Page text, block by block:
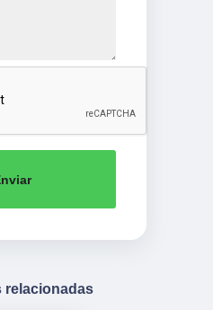
relacionadas